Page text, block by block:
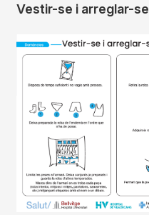
Vestir-se i arreglar-se
Imagen